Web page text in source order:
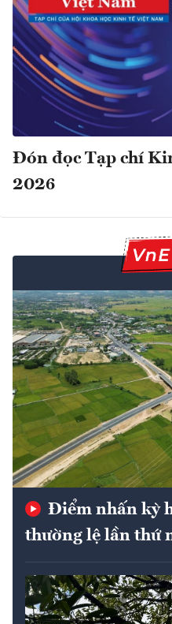
Điểm nhấn kỳ
thường lệ lần thứ
Đón đọc Tạp chí
2026